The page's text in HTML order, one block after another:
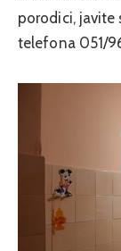
porodici, javite
telefona 051/